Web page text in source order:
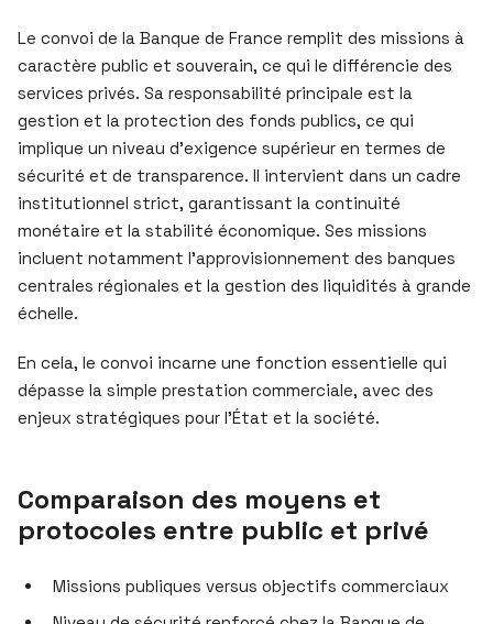
Le convoi de la Banque de France remplit des missions à
caractère public et souverain, ce qui le différencie des
services privés. Sa responsabilité principale est la
gestion et la protection des fonds publics, ce qui
implique un niveau d’exigence supérieur en termes de
sécurité et de transparence. Il intervient dans un cadre
institutionnel strict, garantissant la continuité
monétaire et la stabilité économique. Ses missions
incluent notamment l’approvisionnement des banques
centrales régionales et la gestion des liquidités à grande
échelle.
En cela, le convoi incarne une fonction essentielle qui
dépasse la simple prestation commerciale, avec des
enjeux stratégiques pour l’État et la société.
Comparaison des moyens et
protocoles entre public et privé
Missions publiques versus objectifs commerciaux